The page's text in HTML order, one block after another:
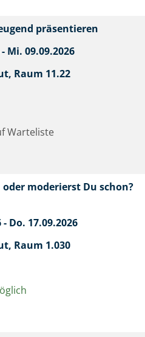
präsentieren
Mi. 09.09.2026
Raum 11.22
Warteliste
moderierst Du schon?
- Do. 17.09.2026
Raum 1.030